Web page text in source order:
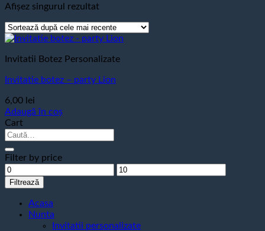
Afișez singurul rezultat
Invitatii Botez Personalizate
Invitatie botez – party Lion
6,00 lei
Adaugă în coș
Cart
Caută
Filter by price
Preț
minim
Preț
Filtrează
Acasa
Nunta
Invitatii personalizate